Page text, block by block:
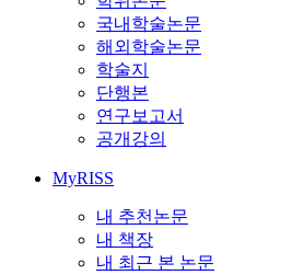
국내학술논문
해외학술논문
학술지
단행본
연구보고서
공개강의
MyRISS
내 추천논문
내 책장
내 최근 본 논문